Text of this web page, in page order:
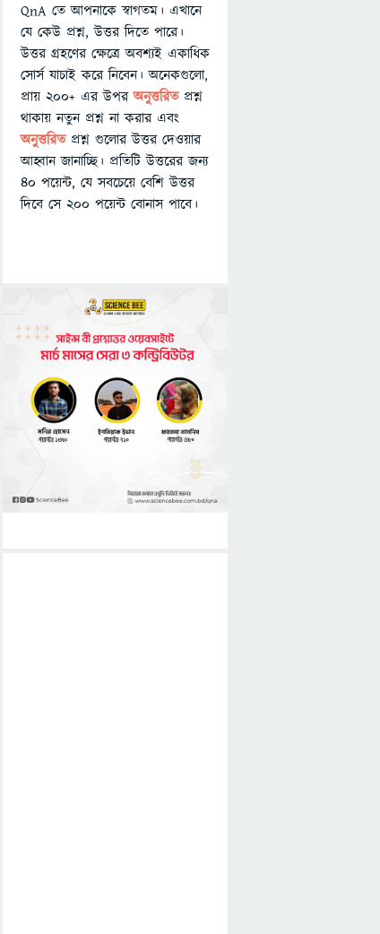
QnA তে আপনাকে স্বাগতম। এখানে
যে কেউ প্রশ্ন, উত্তর দিতে পারে।
উত্তর গ্রহণের ক্ষেত্রে অবশ্যই একাধিক
সোর্স যাচাই করে নিবেন। অনেকগুলো,
প্রায় ২০০+ এর উপরঅনুত্তরিতপ্রশ্ন
থাকায় নতুন প্রশ্ন না করার এবং
অনুত্তরিত প্রশ্ন গুলোর উত্তর দেওয়ার
আহ্বান জানাচ্ছি। প্রতিটি উত্তরের জন্য
৪০ পয়েন্ট, যে সবচেয়ে বেশি উত্তর
দিবে সে ২০০ পয়েন্ট বোনাস পাবে।